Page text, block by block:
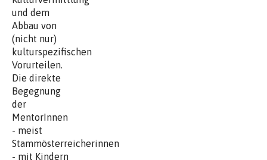
und dem
Abbau von
(nicht nur)
kulturspezifischen
Vorurteilen.
Die direkte
Begegnung
der
MentorInnen
- meist
Stammösterreicherinnen
- mit Kindern